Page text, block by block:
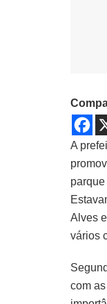
A
Alves
vários
com